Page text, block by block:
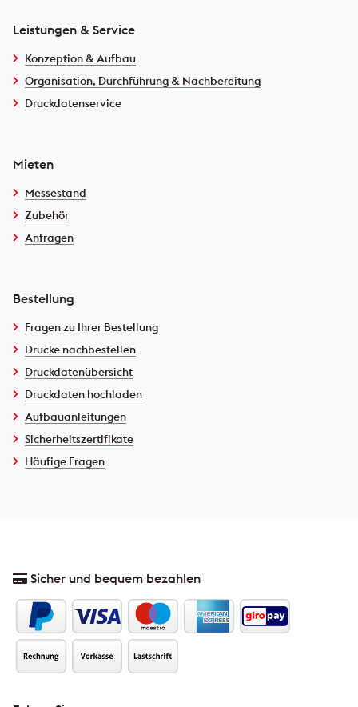
Leistungen & Service
Konzeption & Aufbau
Organisation, Durchführung & Nachbereitung
Druckdatenservice
Mieten
Messestand
Zubehör
Anfragen
Bestellung
Fragen zu Ihrer Bestellung
Drucke nachbestellen
Druckdatenübersicht
Druckdaten hochladen
Aufbauanleitungen
Sicherheitszertifikate
Häufige Fragen
Sicher und bequem bezahlen